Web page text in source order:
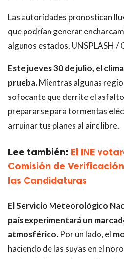
Las autoridades pronostican
que podrían generar
algunos estados. UNSPLASH /
Este jueves 30 de julio, el
prueba.Mientras algunas
sofocante que derrite el
prepararse para tormentas
arruinar tus planes al aire libre.
Lee también: El INE
Comisión de
las Candidaturas
El Servicio Meteorológico
país experimentará un
atmosférico. Por un lado, el
haciendo de las suyas en el